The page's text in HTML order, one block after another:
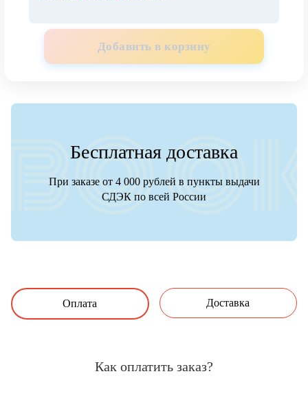
Добавить в корзину
Бесплатная доставка
При заказе от 4 000 рублей в пункты выдачи
СДЭК по всей России
Оплата Доставка
Как оплатить заказ?